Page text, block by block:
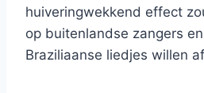
huiveringwekkend effect
op buitenlandse zangers
Braziliaanse liedjes willen